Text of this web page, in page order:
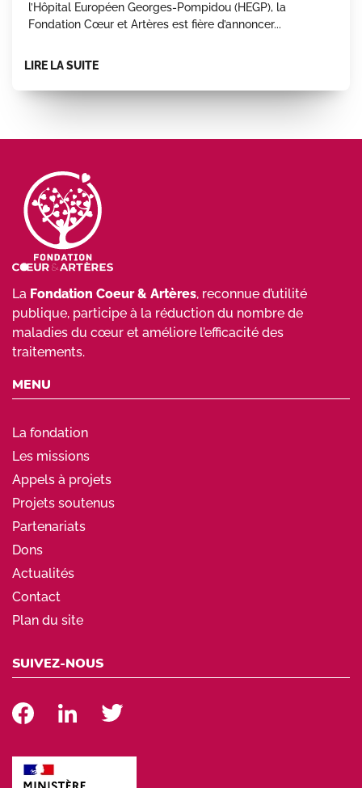
l’Hôpital Européen Georges-Pompidou (HEGP), la
Fondation Cœur et Artères est fière d’annoncer...
LIRE LA SUITE
La Fondation Coeur & Artères, reconnue d’utilité
publique, participe à la réduction du nombre de
maladies du cœur et améliore l’efficacité des
traitements.
MENU
La fondation
Les missions
Appels à projets
Projets soutenus
Partenariats
Dons
Actualités
Contact
Plan du site
SUIVEZ-NOUS